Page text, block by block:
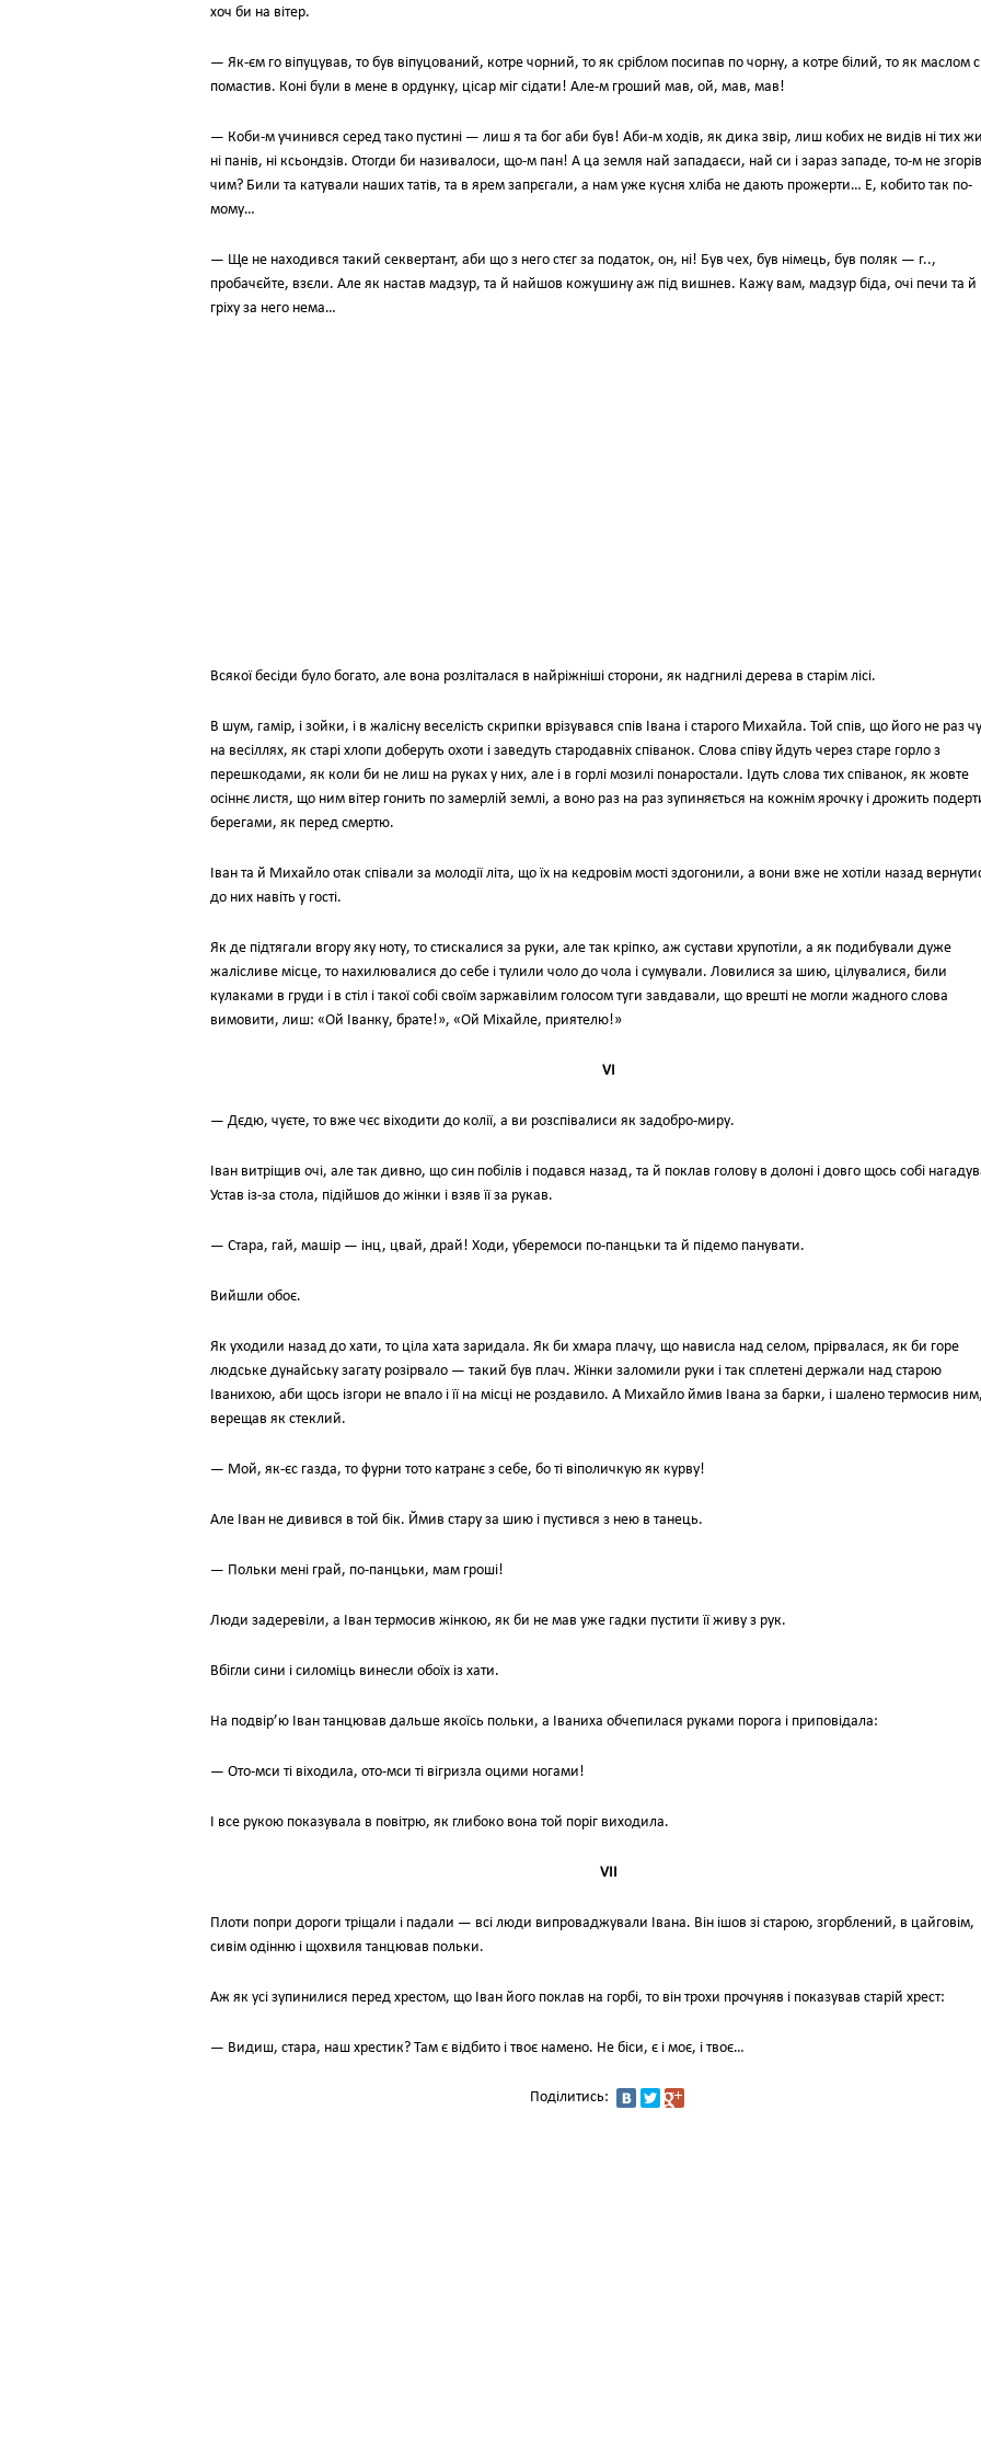
хоч би на вітер.
— Як-єм го віпуцував, то був віпуцований, котре чорний, то як сріблом посипав по чорну, а котре білий, то як маслом
помастив. Коні були в мене в ордунку, цісар міг сідати! Але-м гроший мав, ой, мав, мав!
— Коби-м учинився серед тако пустині — лиш я та бог аби був! Аби-м ходів, як дика звір, лиш кобих не видів ні тих
ні панів, ні ксьондзів. Отогди би називалоси, що-м пан! А ца земля най западаєси, най си і зараз западе, то-м не
чим? Били та катували наших татів, та в ярем запрєгали, а нам уже кусня хліба не дають прожерти… Е, кобито так по-
мому…
— Ще не находився такий секвертант, аби що з него стєг за податок, он, ні! Був чех, був німець, був поляк — г..,
пробачєйте, взєли. Але як настав мадзур, та й найшов кожушину аж під вишнев. Кажу вам, мадзур біда, очі печи та й
гріху за него нема…
Всякої бесіди було богато, але вона розліталася в найріжніші сторони, як надгнилі дерева в старім лісі.
В шум, гамір, і зойки, і в жалісну веселість скрипки врізувався спів Івана і старого Михайла. Той спів, що його не раз
на весіллях, як старі хлопи доберуть охоти і заведуть стародавніх співанок. Слова співу йдуть через старе горло з
перешкодами, як коли би не лиш на руках у них, але і в горлі мозилі понаростали. Ідуть слова тих співанок, як жовте
осіннє листя, що ним вітер гонить по замерлій землі, а воно раз на раз зупиняється на кожнім ярочку і дрожить
берегами, як перед смертю.
Іван та й Михайло отак співали за молодії літа, що їх на кедровім мості здогонили, а вони вже не хотіли назад
до них навіть у гості.
Як де підтягали вгору яку ноту, то стискалися за руки, але так кріпко, аж сустави хрупотіли, а як подибували дуже
жалісливе місце, то нахилювалися до себе і тулили чоло до чола і сумували. Ловилися за шию, цілувалися, били
кулаками в груди і в стіл і такої собі своїм заржавілим голосом туги завдавали, що врешті не могли жадного слова
вимовити, лиш: «Ой Іванку, брате!», «Ой Міхайле, приятелю!»
VI
— Дєдю, чуєте, то вже чєс віходити до колії, а ви розспівалиси як задобро-миру.
Іван витріщив очі, але так дивно, що син побілів і подався назад, та й поклав голову в долоні і довго щось собі
Устав із-за стола, підійшов до жінки і взяв її за рукав.
— Стара, гай, машір — інц, цвай, драй! Ходи, уберемоси по-панцьки та й підемо панувати.
Вийшли обоє.
Як уходили назад до хати, то ціла хата заридала. Як би хмара плачу, що нависла над селом, прірвалася, як би горе
людське дунайську загату розірвало — такий був плач. Жінки заломили руки і так сплетені держали над старою
Іванихою, аби щось ізгори не впало і її на місці не роздавило. А Михайло ймив Івана за барки, і шалено термосив
верещав як стеклий.
— Мой, як-єс газда, то фурни тото катранє з себе, бо ті віполичкую як курву!
Але Іван не дивився в той бік. Ймив стару за шию і пустився з нею в танець.
— Польки мені грай, по-панцьки, мам гроші!
Люди задеревіли, а Іван термосив жінкою, як би не мав уже гадки пустити її живу з рук.
Вбігли сини і силоміць винесли обоїх із хати.
На подвір’ю Іван танцював дальше якоїсь польки, а Іваниха обчепилася руками порога і приповідала:
— Ото-мси ті віходила, ото-мси ті вігризла оцими ногами!
І все рукою показувала в повітрю, як глибоко вона той поріг виходила.
VII
Плоти попри дороги тріщали і падали — всі люди випроваджували Івана. Він ішов зі старою, згорблений, в цайговім,
сивім одінню і щохвиля танцював польки.
Аж як усі зупинилися перед хрестом, що Іван його поклав на горбі, то він трохи прочуняв і показував старій хрест:
— Видиш, стара, наш хрестик? Там є відбито і твоє намено. Не біси, є і моє, і твоє…
Поділитись: